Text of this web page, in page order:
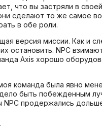
что вы застряли в
сделают то же самое
в обе роли.
версия миссии. Как и
остановить. NPC
Axis хорошо
команда была явно
быть побежденным
продержались